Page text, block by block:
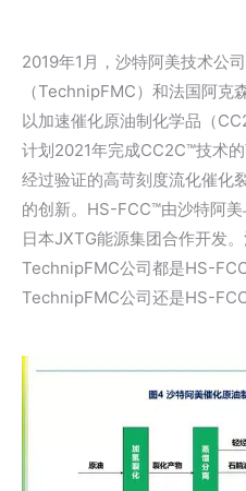
2019年1月，沙特阿美技术公
（TechnipFMC）和法国阿克
以加速催化原油制化学品（
计划2021年完成CC2C™技术
经过验证的高苛刻度流化催化
的创新。HS-FCC™由沙特阿
日本JXTG能源集团合作开发
TechnipFMC公司都是HS-
TechnipFMC公司还是HS-